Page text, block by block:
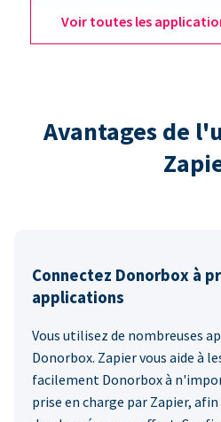
Voir toutes les
Avantages de
Connectez Donorbox à
applications
Vous utilisez de nombreuses
Donorbox. Zapier vous aide à
facilement Donorbox à
prise en charge par Zapier,